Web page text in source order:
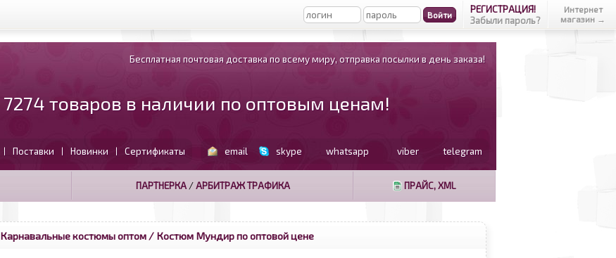
РЕГИСТРАЦИЯ!
Забыли пароль?
Интернет
магазин →
Бесплатная почтовая доставка по всему миру, отправка посылки в день заказа!
7274 товаров в наличии по оптовым ценам!
| Поставки | Новинки | Сертификаты email skype whatsapp viber telegram
ПАРТНЕРКА/АРБИТРАЖ ТРАФИКА ПРАЙС, XML
Карнавальные костюмы оптом / Костюм Мундир по оптовой цене